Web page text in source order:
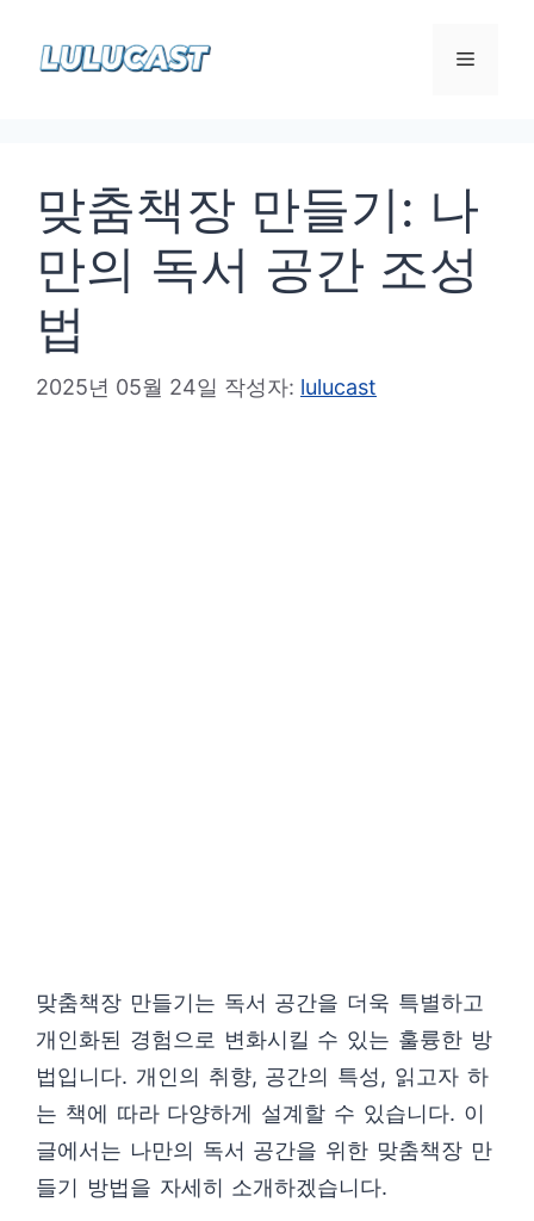
메
맞춤책장 만들기: 나
만의 독서 공간 조성
법
2025년 05월 24일 작성자: lulucast
맞춤책장 만들기는 독서 공간을 더욱 특별하고
개인화된 경험으로 변화시킬 수 있는 훌륭한 방
법입니다. 개인의 취향, 공간의 특성, 읽고자 하
는 책에 따라 다양하게 설계할 수 있습니다. 이
글에서는 나만의 독서 공간을 위한 맞춤책장 만
들기 방법을 자세히 소개하겠습니다.